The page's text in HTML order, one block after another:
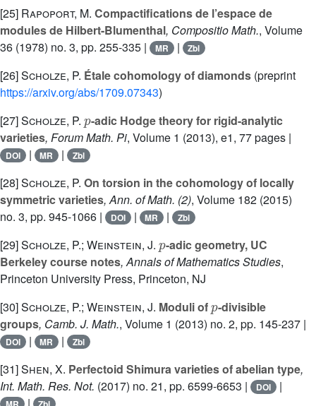
[25] Rapoport, M. Compactifications de l’espace de
modules de Hilbert-Blumenthal, Compositio Math., Volume
36 (1978) no. 3, pp. 255-335 | MR | Zbl
[26]Scholze, P. Étale cohomology of diamonds (preprint
https://arxiv.org/abs/1709.07343)
[27]Scholze, P.
-adic Hodge theory for rigid-analytic
varieties, Forum Math. Pi, Volume 1 (2013), e1, 77 pages |
DOI | MR | Zbl
[28]Scholze, P. On torsion in the cohomology of locally
symmetric varieties, Ann. of Math. (2), Volume 182 (2015)
no. 3, pp. 945-1066 |
DOI | MR | Zbl
[29]Scholze, P.; Weinstein, J.
-adic geometry, UC
Berkeley course notes, Annals of Mathematics Studies,
Princeton University Press, Princeton, NJ
[30]Scholze, P.; Weinstein, J. Moduli of -divisible
groups, Camb. J. Math., Volume 1 (2013) no. 2, pp. 145-237 |
DOI | MR | Zbl
[31]Shen, X. Perfectoid Shimura varieties of abelian type,
Int. Math. Res. Not. (2017) no. 21, pp. 6599-6653 | DOI |